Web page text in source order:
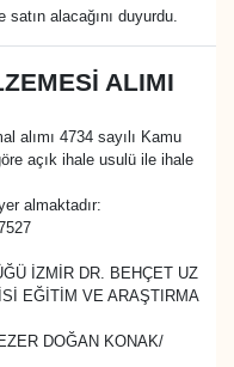
alacağını duyurdu.
ALIMI
alımı 4734 sayılı Kamu
açık ihale usulü ile ihale
almaktadır:
İZMİR DR. BEHÇET UZ
EĞİTİM VE ARAŞTIRMA
DOĞAN KONAK/